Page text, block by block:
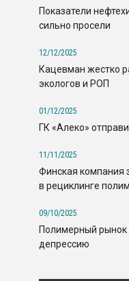
Показатели
сильно просели
12/12/2025
Кацевман жестко
экологов и РОП
01/12/2025
ГК «Алеко»
11/11/2025
Финская компания
в рециклинге
09/10/2025
Полимерный рынок
депрессию